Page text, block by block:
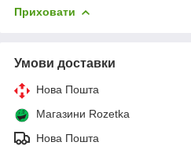
Приховати
Умови доставки
Нова Пошта
Магазини Rozetka
Нова Пошта